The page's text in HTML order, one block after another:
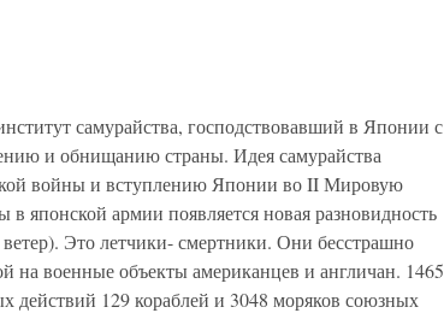
самурайства, господствовавший в Японии с
и обнищанию страны. Идея самурайства
войны и вступлению Японии во II Мировую
японской армии появляется новая разновидность
Это летчики- смертники. Они бесстрашно
на военные объекты американцев и англичан. 1465
действий 129 кораблей и 3048 моряков союзных